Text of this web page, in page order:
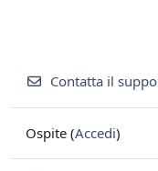
Contatta il
Ospite (Accedi)